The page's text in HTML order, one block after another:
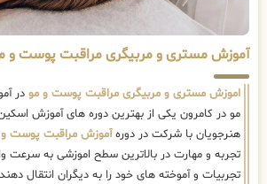
آموزش مستری و مربیگری مراقبت پوست و
اموزش مستری و مربیگری مراقبت پوست و مو در
مو در کامرون یکی از بهترین دوره های آموزش
هنرجویان با شرکت در دورهآموزش مراقبت پوست
تجربه و مهارت در بالاترین سطح اموزشی به سرعت
تجربیات و آموخته های خود را به دیگران انتقال